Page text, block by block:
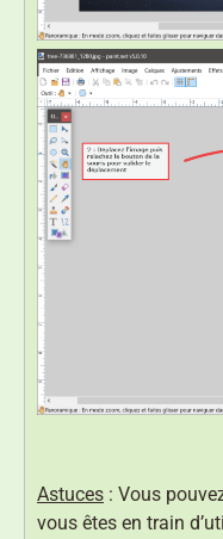
Astuces : Vous
vous êtes en train